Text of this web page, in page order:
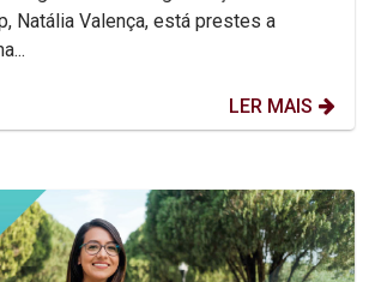
Natália Valença, está prestes a
LER MAIS